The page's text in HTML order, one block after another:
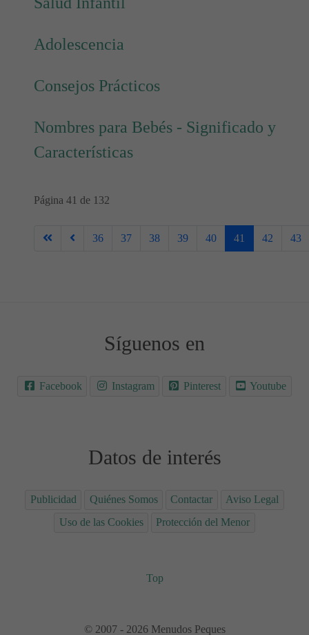
Adolescencia
Consejos Prácticos
Nombres para Bebés - Significado y
Características
Página 41 de 132
36 37 38 39 40 41 42 43
Síguenos en
Facebook Instagram Pinterest Youtube
Datos de interés
Publicidad Quiénes Somos Contactar
Aviso Legal
Uso de las Cookies
Protección del Menor
Top
© 2007 - 2026 Menudos Peques